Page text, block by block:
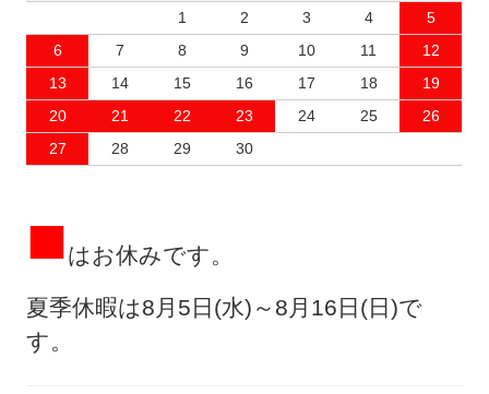
1
2 3 4
5
6
7 8 9 10 11
12
13
14 15 16 17 18
19
20
21 22 23 24 25
26
27
28 29 30
■はお休みです。
夏季休暇は8月5日(水)～8月16日(日)で
す。